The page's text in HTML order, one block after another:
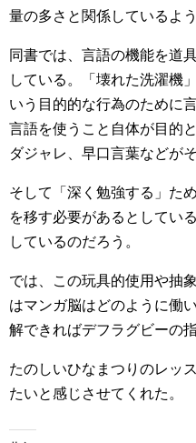
量の多さと関係しているよう
同書では、言語の機能を道
している。「壊れた洗濯機
いう目的的な行為のために
言語を使うこと自体が目的
ダジャレ、早口言葉などがそ
そして「深く勉強する」た
を移す必要があるとしてい
しているのだろう。
では、この玩具的使用や抽
はマンガ脳はどのように働
解できればデフラグビーの
たのしいひなまつりのレッ
たいと感じさせてくれた。